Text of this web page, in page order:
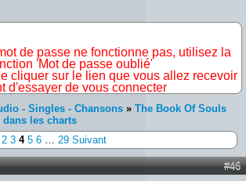
de passe ne fonctionne pas, utilisez la
'Mot de passe oublié'
cliquer sur le lien que vous allez recevoir
d'essayer de vous connecter
- Singles - Chansons » The Book Of Souls
les charts
2 3 4 5 6 … 29 Suivant
#46